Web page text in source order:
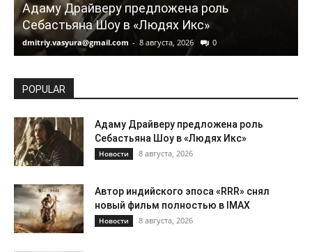
Адаму Драйверу предложена роль
Себастьяна Шоу в «Людях Икс»
dmitriy.vasyura@gmail.com - 8 августа, 2026 0
POPULAR
Адаму Драйверу предложена роль
Себастьяна Шоу в «Людях Икс»
Новости 8 августа, 2026
Автор индийского эпоса «RRR» снял
новый фильм полностью в IMAX
Новости 8 августа, 2026